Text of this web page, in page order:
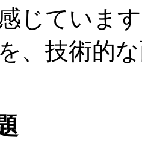
じていま
、技術的